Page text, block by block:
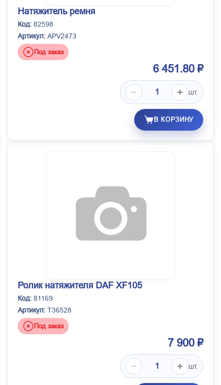
Натяжитель ремня
Код: 82598
Артикул: APV2473
Под заказ
6 451.80 ₽
шт.
В КОРЗИНУ
Ролик натяжителя DAF XF105
Код: 81169
Артикул: T36528
Под заказ
7 900 ₽
шт.